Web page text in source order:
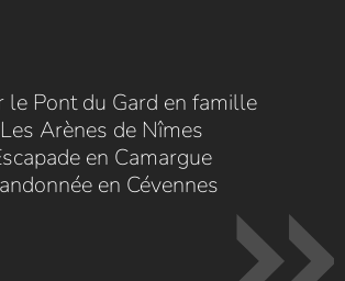
le Pont du Gard en famille
Les Arènes de Nîmes
en Camargue
en Cévennes